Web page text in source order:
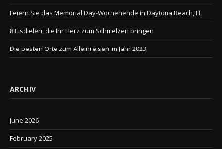
Feiern Sie das Memorial Day-Wochenende in Daytona Beach, FL
8 Eisdielen, die Ihr Herz zum Schmelzen bringen
Die besten Orte zum Alleinreisen im Jahr 2023
ARCHIV
June 2026
February 2025